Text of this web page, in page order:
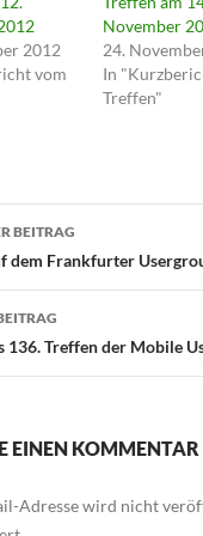
2012
vom
November
24.
In
Treffen"
BEITRAG
dem Frankfurter
136. Treffen der Mobile
EINEN KOMMENTAR
Adresse wird nicht